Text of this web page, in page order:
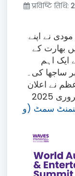
प्रविष्टि तिथि:
نے اپنے
بھارت کے
ایک اہم
ساجھا کی۔
نے اعلان
کیا کہ بھارت اگلے سال 5 سے 9 فروری 2025
سمٹ (و